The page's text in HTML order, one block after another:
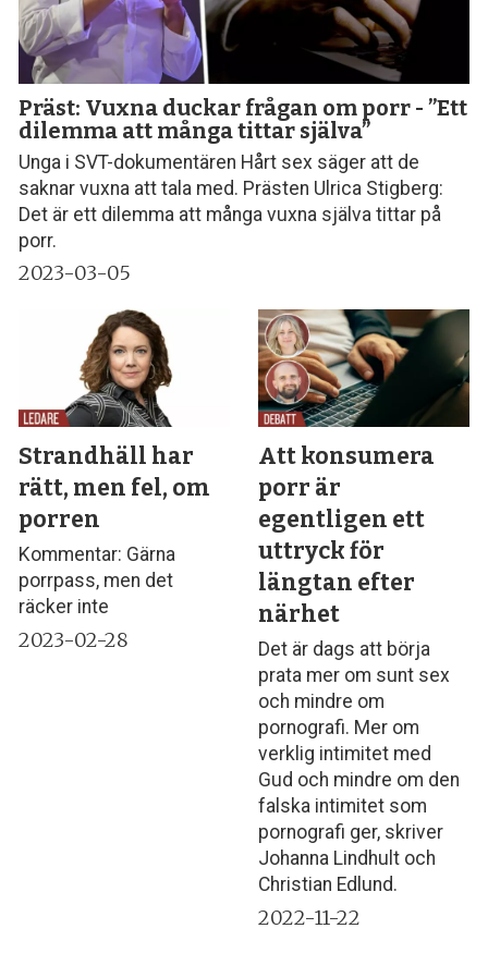
Präst: Vuxna duckar frågan om porr - ”Ett
dilemma att många tittar själva”
Unga i SVT-dokumentären Hårt sex säger att de
saknar vuxna att tala med. Prästen Ulrica Stigberg:
Det är ett dilemma att många vuxna själva tittar på
porr.
2023-03-05
Strandhäll har
rätt, men fel, om
porren
Kommentar: Gärna
porrpass, men det
räcker inte
2023-02-28
Att konsumera
porr är
egentligen ett
uttryck för
längtan efter
närhet
Det är dags att börja
prata mer om sunt sex
och mindre om
pornografi. Mer om
verklig intimitet med
Gud och mindre om den
falska intimitet som
pornografi ger, skriver
Johanna Lindhult och
Christian Edlund.
2022-11-22